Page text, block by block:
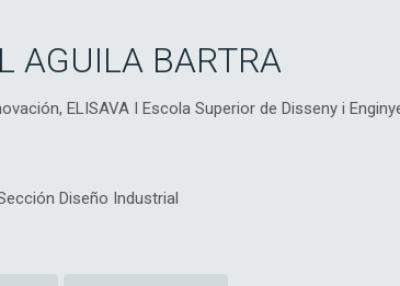
AGUILA BARTRA
ELISAVA I Escola Superior de Disseny i
Diseño Industrial